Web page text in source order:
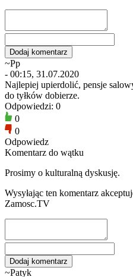
~Pp
- 00:15, 31.07.2020
Najlepiej upierdolić, pensje
do tyłków dobierze.
Odpowiedzi: 0
0
0
Odpowiedz
Komentarz do wątku
Prosimy o kulturalną dyskusję.
Wysyłając ten komentarz
Zamosc.TV
~Patyk